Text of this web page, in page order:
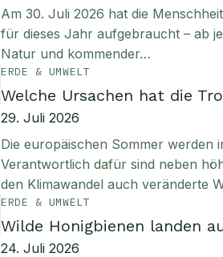
Am 30. Juli 2026 hat die
für dieses Jahr aufgebraucht – ab
Natur und kommender…
ERDE & UMWELT
Welche Ursachen hat die
29. Juli 2026
Die europäischen Sommer werden
Verantwortlich dafür sind neben
den Klimawandel auch veränderte
ERDE & UMWELT
Wilde Honigbienen landen
24. Juli 2026